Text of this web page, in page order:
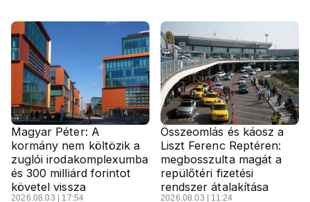
Magyar Péter: A
kormány nem költözik a
zuglói irodakomplexumba
és 300 milliárd forintot
követel vissza
2026.08.03 | 17:54
Összeomlás és káosz a
Liszt Ferenc Reptéren:
megbosszulta magát a
repülőtéri fizetési
rendszer átalakítása
2026.08.03 | 11:24